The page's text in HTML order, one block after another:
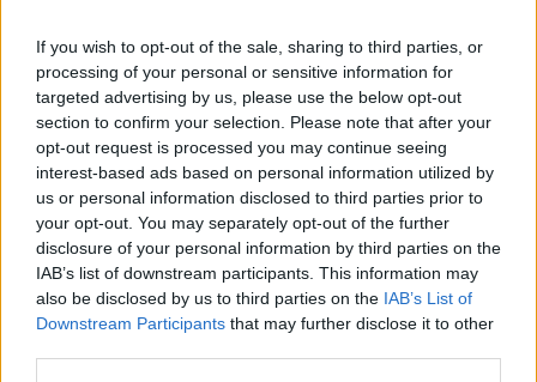
If you wish to opt-out of the sale, sharing to third parties, or
processing of your personal or sensitive information for
targeted advertising by us, please use the below opt-out
section to confirm your selection. Please note that after your
opt-out request is processed you may continue seeing
interest-based ads based on personal information utilized by
us or personal information disclosed to third parties prior to
your opt-out. You may separately opt-out of the further
disclosure of your personal information by third parties on the
IAB’s list of downstream participants. This information may
also be disclosed by us to third parties on the IAB’s List of
Downstream Participants that may further disclose it to other
Žiūrimiausi įrašai
00:00:30
Vaizdai iš tragiškos avarijos Vilniaus r.: dviejų moterų ir
vaiko gyvybių išgelbėti nepavyko
Žinios Lietuvos diena
00:00:57
Savaitės vidurys nusimato karštas: temperatūra kils iki
32 laipsnių šilumos